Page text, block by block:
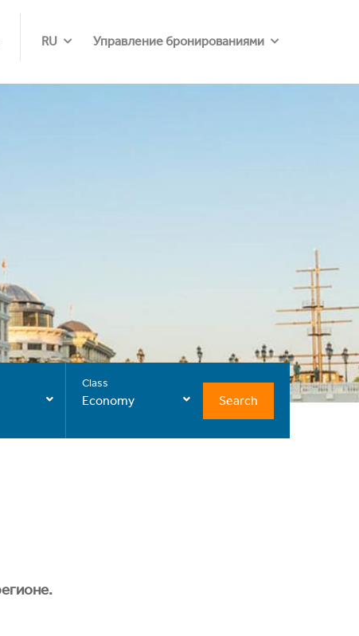
RU Управление бронированиями
Class
Economy Search